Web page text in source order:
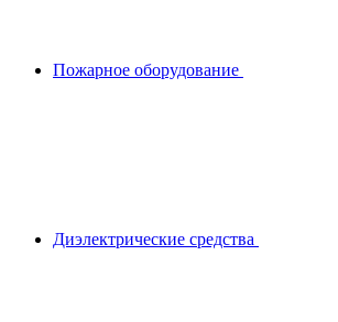
Пожарное оборудование
Диэлектрические средства